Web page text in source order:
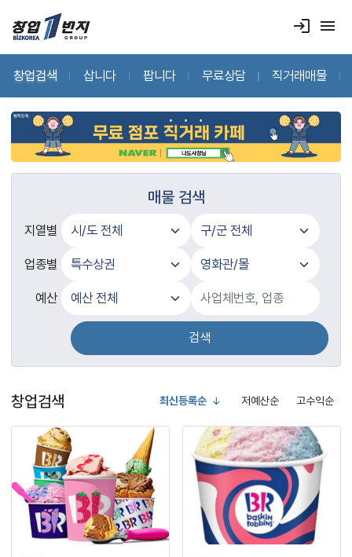
login menu
창업검색 삽니다 팝니다 무료상담 직거래매물
매물 검색
지열별
업종별
예산
검색
창업검색 최신등록순 저예산순 고수익순